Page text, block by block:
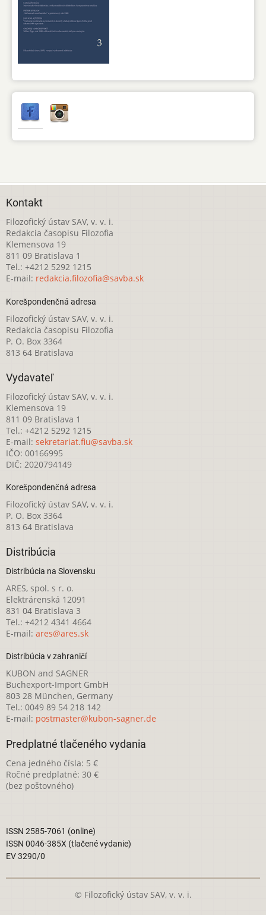
Kontakt
Filozofický ústav SAV, v. v. i.
Redakcia časopisu Filozofia
Klemensova 19
811 09 Bratislava 1
Tel.: +4212 5292 1215
E-mail: redakcia.filozofia@savba.sk
Korešpondenčná adresa
Filozofický ústav SAV, v. v. i.
Redakcia časopisu Filozofia
P. O. Box 3364
813 64 Bratislava
Vydavateľ
Filozofický ústav SAV, v. v. i.
Klemensova 19
811 09 Bratislava 1
Tel.: +4212 5292 1215
E-mail: sekretariat.fiu@savba.sk
IČO: 00166995
DIČ: 2020794149
Korešpondenčná adresa
Filozofický ústav SAV, v. v. i.
P. O. Box 3364
813 64 Bratislava
Distribúcia
Distribúcia na Slovensku
ARES, spol. s r. o.
Elektrárenská 12091
831 04 Bratislava 3
Tel.: +4212 4341 4664
E-mail: ares@ares.sk
Distribúcia v zahraničí
KUBON and SAGNER
Buchexport-Import GmbH
803 28 München, Germany
Tel.: 0049 89 54 218 142
E-mail: postmaster@kubon-sagner.de
Predplatné tlačeného vydania
Cena jedného čísla: 5 €
Ročné predplatné: 30 €
(bez poštovného)
ISSN 2585-7061 (online)
ISSN 0046-385X (tlačené vydanie)
EV 3290/0
© Filozofický ústav SAV, v. v. i.